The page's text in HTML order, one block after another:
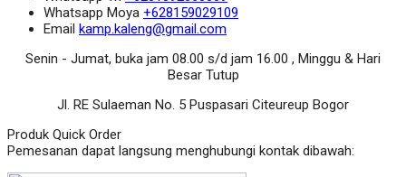
Whatsapp Moya +628159029109
Email kamp.kaleng@gmail.com
Senin - Jumat, buka jam 08.00 s/d jam 16.00 , Minggu & Hari
Besar Tutup
Jl. RE Sulaeman No. 5 Puspasari Citeureup Bogor
Produk Quick Order
Pemesanan dapat langsung menghubungi kontak dibawah: